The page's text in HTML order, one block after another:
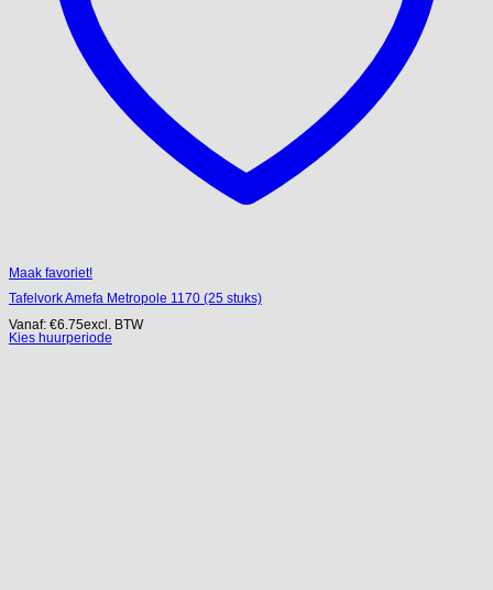
Maak favoriet!
Tafelvork Amefa Metropole 1170 (25 stuks)
Vanaf: €6.75excl. BTW
Kies huurperiode